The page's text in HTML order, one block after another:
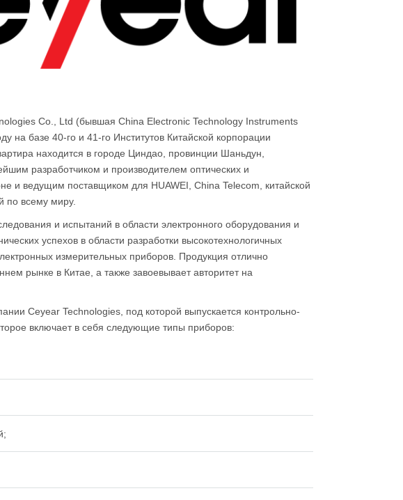
Co., Ltd (бывшая China Electronic Technology Instruments
на базе 40-го и 41-го Институтов Китайской корпорации
находится в городе Циндао, провинции Шаньдун,
разработчиком и производителем оптических и
и ведущим поставщиком для HUAWEI, China Telecom, китайской
по всему миру.
и испытаний в области электронного оборудования и
успехов в области разработки высокотехнологичных
измерительных приборов. Продукция отлично
рынке в Китае, а также завоевывает авторитет на
Ceyear Technologies, под которой выпускается контрольно-
включает в себя следующие типы приборов: